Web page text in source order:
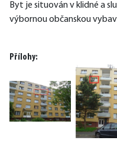
Byt je situován v klidné a
výbornou občanskou
Přílohy: